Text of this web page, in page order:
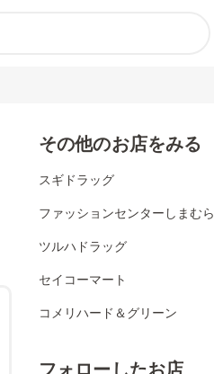
その他のお店をみる
スギドラッグ
ファッションセンターしまむら
ツルハドラッグ
セイコーマート
コメリハード＆グリーン
フォローしたお店